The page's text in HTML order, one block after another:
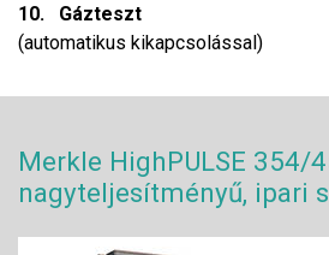
10. Gázteszt
(automatikus kikapcsolással)
Merkle HighPULSE 354/
nagyteljesítményű, ipari